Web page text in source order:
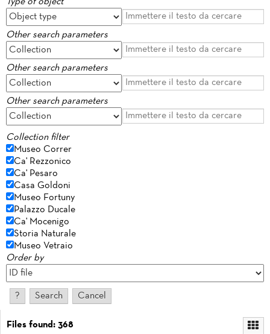
Type of object
Other search parameters
Other search parameters
Other search parameters
Collection filter
Museo Correr
Ca' Rezzonico
Ca' Pesaro
Casa Goldoni
Museo Fortuny
Palazzo Ducale
Ca' Mocenigo
Storia Naturale
Museo Vetraio
Order by
Files found: 368